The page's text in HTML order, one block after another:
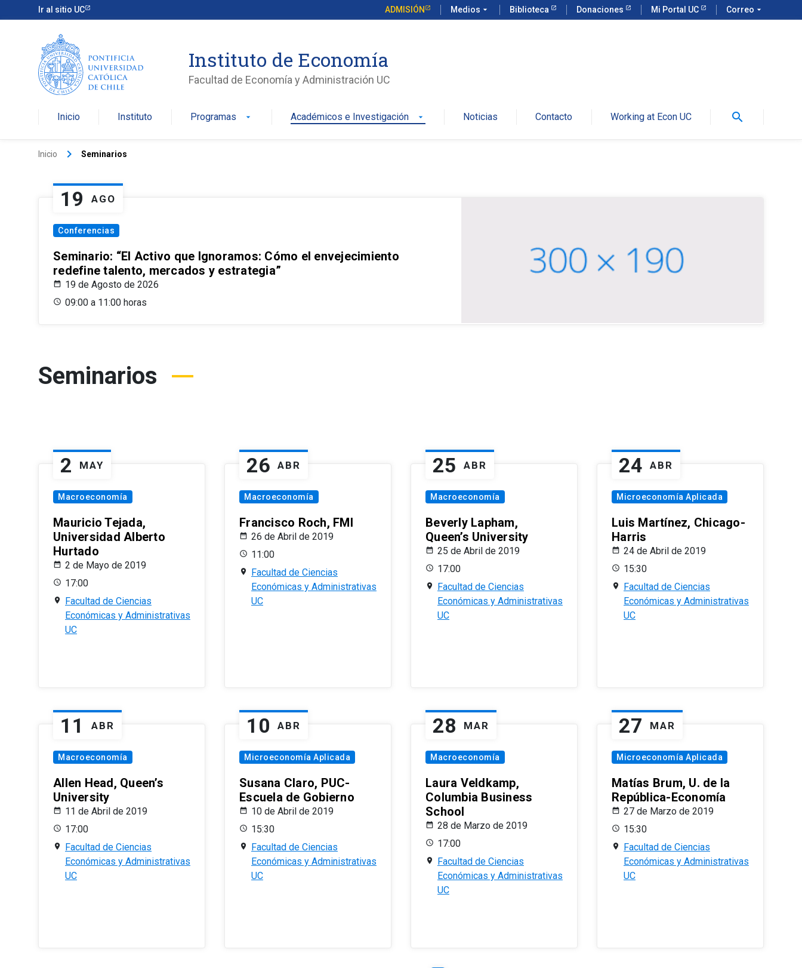
Ir al sitio UC ADMISIÓN Medios arrow_drop_down Biblioteca Donaciones Mi Portal UC Correo arrow_drop_down
Instituto de Economía
Facultad de Economía y Administración UC
Inicio Instituto Programas arrow_drop_down Académicos e Investigación arrow_drop_down Noticias Contacto Working at Econ UC search
Inicio keyboard_arrow_right Seminarios
19 AGO
Conferencias
Seminario: “El Activo que Ignoramos: Cómo el envejecimiento
redefine talento, mercados y estrategia”
19 de Agosto de 2026
09:00 a 11:00 horas
Seminarios
2 MAY
Macroeconomía
Mauricio Tejada,
Universidad Alberto
Hurtado
2 de Mayo de 2019
17:00
Facultad de Ciencias
Económicas y Administrativas
UC
26 ABR
Macroeconomía
Francisco Roch, FMI
26 de Abril de 2019
11:00
Facultad de Ciencias
Económicas y Administrativas
UC
25 ABR
Macroeconomía
Beverly Lapham,
Queen’s University
25 de Abril de 2019
17:00
Facultad de Ciencias
Económicas y Administrativas
UC
24 ABR
Microeconomía Aplicada
Luis Martínez, Chicago-
Harris
24 de Abril de 2019
15:30
Facultad de Ciencias
Económicas y Administrativas
UC
11 ABR
Macroeconomía
Allen Head, Queen’s
University
11 de Abril de 2019
17:00
Facultad de Ciencias
Económicas y Administrativas
UC
10 ABR
Microeconomía Aplicada
Susana Claro, PUC-
Escuela de Gobierno
10 de Abril de 2019
15:30
Facultad de Ciencias
Económicas y Administrativas
UC
28 MAR
Macroeconomía
Laura Veldkamp,
Columbia Business
School
28 de Marzo de 2019
17:00
Facultad de Ciencias
Económicas y Administrativas
UC
27 MAR
Microeconomía Aplicada
Matías Brum, U. de la
República-Economía
27 de Marzo de 2019
15:30
Facultad de Ciencias
Económicas y Administrativas
UC